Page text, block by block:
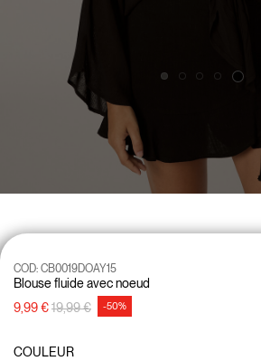
Blouse fluide avec noeud
COD: CB0019DOAY15
9,99 €Prix réduit de
19,99 €à -50%
COULEUR